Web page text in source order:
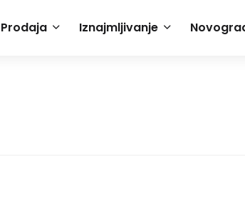
Prodaja Iznajmljivanje